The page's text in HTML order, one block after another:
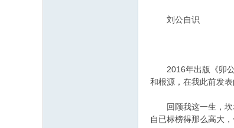
刘公自识
2016年出版《卯公
和根源，在我此前发
回顾我这一生，坎
自已标榜得那么高大